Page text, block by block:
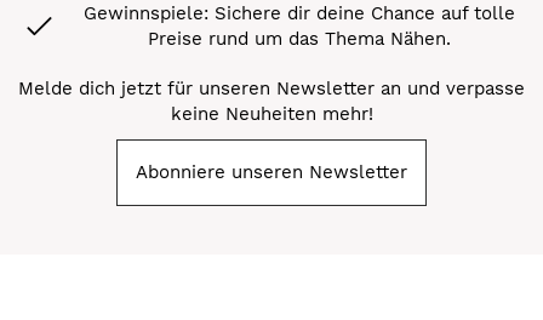
Gewinnspiele: Sichere dir deine Chance auf tolle
Preise rund um das Thema Nähen.
Melde dich jetzt für unseren Newsletter an und verpasse
keine Neuheiten mehr!
Abonniere unseren Newsletter